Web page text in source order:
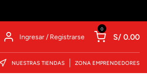
Ingresar / Registrarse
0
S/ 0.00
NUESTRAS TIENDAS ZONA EMPRENDEDORES